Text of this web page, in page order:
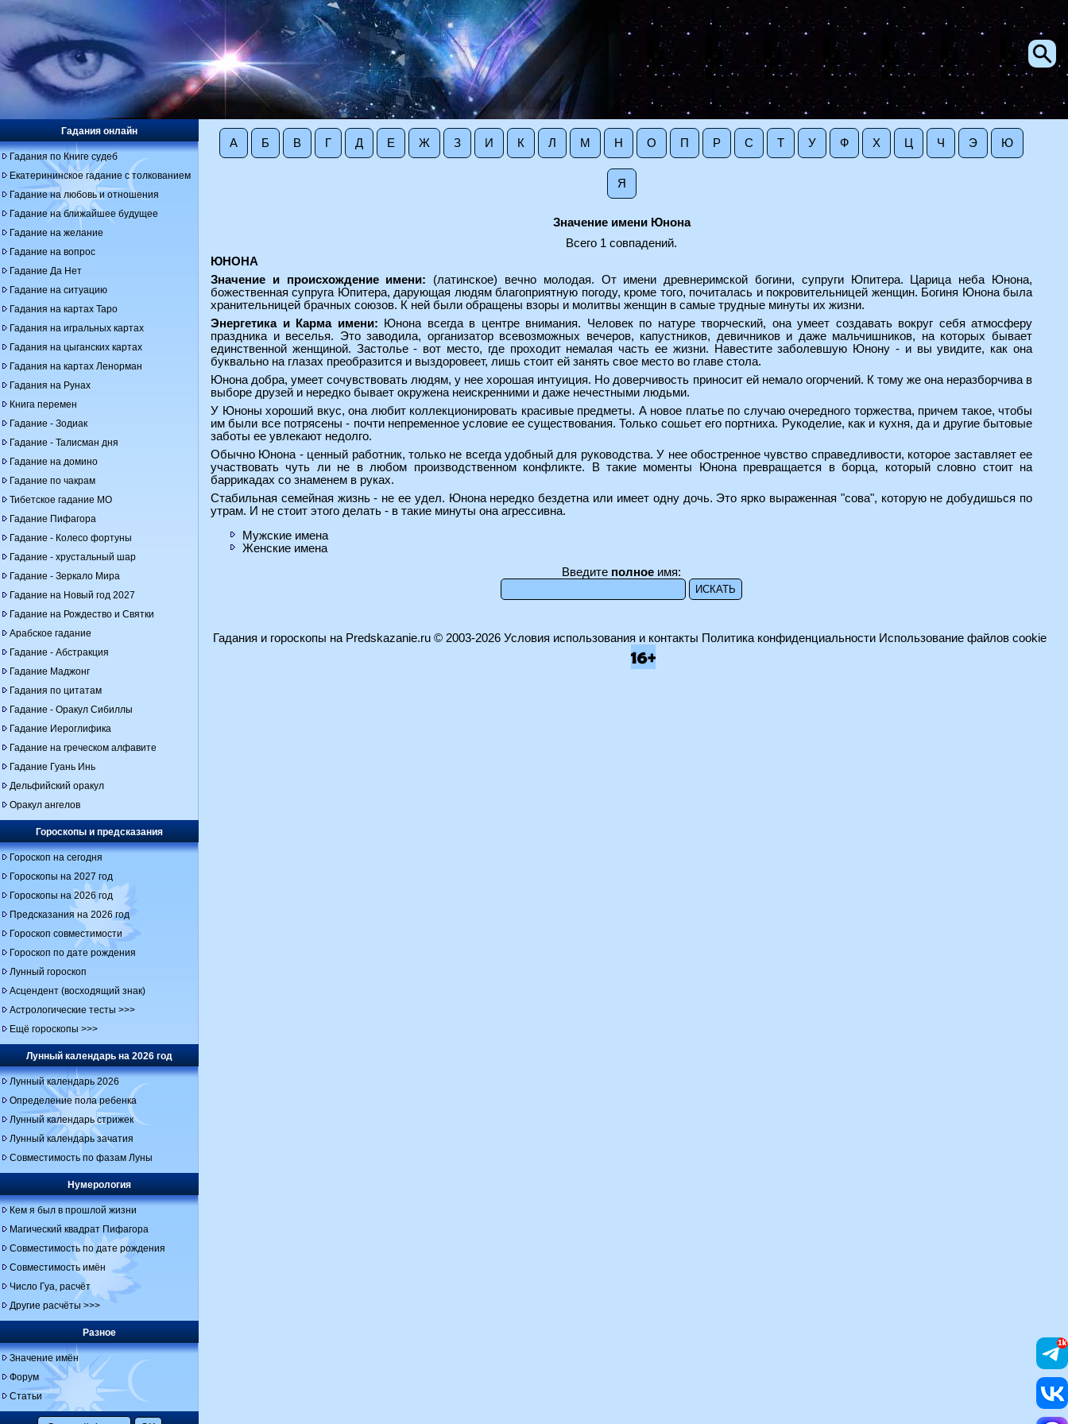
А Б В Г Д Е Ж З И К Л М Н О П Р С Т У Ф Х Ц Ч Э Ю
Я
Значение имени Юнона
Всего 1 совпадений.
ЮНОНА
Значение и происхождение имени: (латинское) вечно молодая. От имени древнеримской богини, супруги Юпитера. Царица неба Юнона,
божественная супруга Юпитера, дарующая людям благоприятную погоду, кроме того, почиталась и покровительницей женщин. Богиня Юнона была
хранительницей брачных союзов. К ней были обращены взоры и молитвы женщин в самые трудные минуты их жизни.
Энергетика и Карма имени:
Юнона всегда в центре внимания. Человек по натуре творческий, она умеет создавать вокруг себя атмосферу
праздника и веселья. Это заводила, организатор всевозможных вечеров, капустников, девичников и даже мальчишников, на которых бывает
единственной женщиной. Застолье - вот место, где проходит немалая часть ее жизни. Навестите заболевшую Юнону - и вы увидите, как она
буквально на глазах преобразится и выздоровеет, лишь стоит ей занять свое место во главе стола.
Юнона добра, умеет сочувствовать людям, у нее хорошая интуиция. Но доверчивость приносит ей немало огорчений. К тому же она неразборчива в
выборе друзей и нередко бывает окружена неискренними и даже нечестными людьми.
У Юноны хороший вкус, она любит коллекционировать красивые предметы. А новое платье по случаю очередного торжества, причем такое, чтобы
им были все потрясены - почти непременное условие ее существования. Только сошьет его портниха. Рукоделие, как и кухня, да и другие бытовые
заботы ее увлекают недолго.
Обычно Юнона - ценный работник, только не всегда удобный для руководства. У нее обостренное чувство справедливости, которое заставляет ее
участвовать чуть ли не в любом производственном конфликте. В такие моменты Юнона превращается в борца, который словно стоит на
баррикадах со знаменем в руках.
Стабильная семейная жизнь - не ее удел. Юнона нередко бездетна или имеет одну дочь. Это ярко выраженная "сова", которую не добудишься по
утрам. И не стоит этого делать - в такие минуты она агрессивна.
Мужские имена
Женские имена
Введите полное имя:
Гадания онлайн
Гадания по Книге судеб
Екатерининское гадание с толкованием
Гадание на любовь и отношения
Гадание на ближайшее будущее
Гадание на желание
Гадание на вопрос
Гадание Да Нет
Гадание на ситуацию
Гадания на картах Таро
Гадания на игральных картах
Гадания на цыганских картах
Гадания на картах Ленорман
Гадания на Рунах
Книга перемен
Гадание - Зодиак
Гадание - Талисман дня
Гадание на домино
Гадание по чакрам
Тибетское гадание МО
Гадание Пифагора
Гадание - Колесо фортуны
Гадание - хрустальный шар
Гадание - Зеркало Мира
Гадание на Новый год 2027
Гадание на Рождество и Святки
Арабское гадание
Гадание - Абстракция
Гадание Маджонг
Гадания по цитатам
Гадание - Оракул Сибиллы
Гадание Иероглифика
Гадание на греческом алфавите
Гадание Гуань Инь
Дельфийский оракул
Оракул ангелов
Гороскопы и предсказания
Гороскоп на сегодня
Гороскопы на 2027 год
Гороскопы на 2026 год
Предсказания на 2026 год
Гороскоп совместимости
Гороскоп по дате рождения
Лунный гороскоп
Асцендент (восходящий знак)
Астрологические тесты >>>
Ещё гороскопы >>>
Лунный календарь на 2026 год
Лунный календарь 2026
Определение пола ребенка
Лунный календарь стрижек
Лунный календарь зачатия
Совместимость по фазам Луны
Нумерология
Кем я был в прошлой жизни
Магический квадрат Пифагора
Совместимость по дате рождения
Совместимость имён
Число Гуа, расчёт
Другие расчёты >>>
Разное
Значение имён
Форум
Статьи
Гадания и гороскопы на Predskazanie.ru© 2003-2026 Условия использования и контакты Политика конфиденциальности Использование файлов cookie